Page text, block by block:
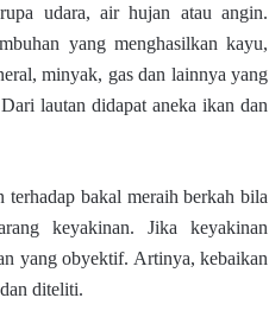
udara, air hujan atau angin.
yang menghasilkan kayu,
minyak, gas dan lainnya yang
lautan didapat aneka ikan dan
bakal meraih berkah bila
keyakinan. Jika keyakinan
yang obyektif. Artinya, kebaikan
diteliti.